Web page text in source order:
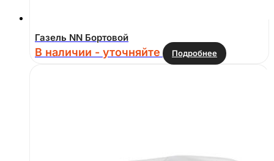
Газель NN Бортовой
В наличии - уточняйте Подробнее